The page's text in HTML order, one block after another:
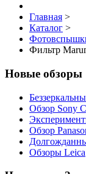
Главная >
Каталог >
Фильтр
Новые обзоры
Обзор Sony
Обзор
Обзоры Leica